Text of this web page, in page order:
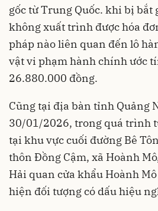
gốc từ Trung Quốc. khi bị bắt
không xuất trình được hóa
pháp nào liên quan đến lô
vật vi phạm hành chính ước
26.880.000 đồng.
Cũng tại địa bàn tỉnh Quảng
30/01/2026, trong quá trình
tại khu vực cuối đường Bê
thôn Đồng Cậm, xã Hoành
Hải quan cửa khẩu Hoành
hiện đối tượng có dấu hiệu